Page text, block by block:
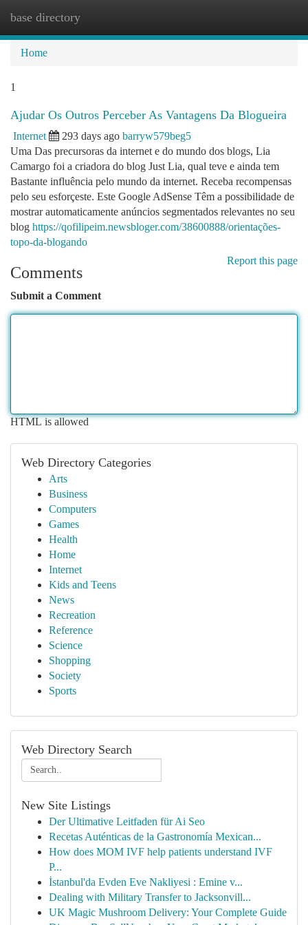
base directory
Home
1
Ajudar Os Outros Perceber As Vantagens Da Blogueira
Internet 293 days ago barryw579beg5
Uma Das precursoras da internet e do mundo dos blogs, Lia
Camargo foi a criadora do blog Just Lia, qual teve e ainda tem
Bastante influência pelo mundo da internet. Receba recompensas
pelo seu esforçeste. Este Google AdSense Têm a possibilidade de
mostrar automaticamente anúncios segmentados relevantes no seu
blog https://qofilipeim.newsbloger.com/38600888/orientações-
topo-da-blogando
Report this page
Comments
Submit a Comment
HTML is allowed
Web Directory Categories
Arts
Business
Computers
Games
Health
Home
Internet
Kids and Teens
News
Recreation
Reference
Science
Shopping
Society
Sports
Web Directory Search
New Site Listings
Der Ultimative Leitfaden für Ai Seo
Recetas Auténticas de la Gastronomía Mexican...
How does MOM IVF help patients understand IVF
P...
İstanbul'da Evden Eve Nakliyesi : Emine v...
Dealing with Military Transfer to Jacksonvill...
UK Magic Mushroom Delivery: Your Complete Guide